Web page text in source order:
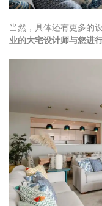
当然，具体还有更多的
业的大宅设计师与您进